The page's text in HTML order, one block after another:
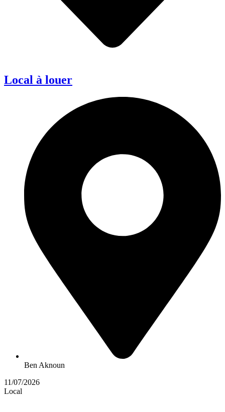
Local à louer
Ben Aknoun
11/07/2026
Local